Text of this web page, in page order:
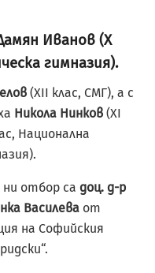
Иванов (X
гимназия).
(XII клас, СМГ), а с
Никола Нинков (XI
Национална
ни отбор са доц. д-р
Василева от
на Софийския